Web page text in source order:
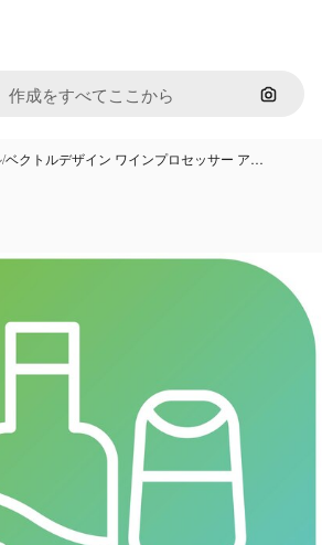
画像で
/ベクトルデザイン ワインプロセッサー ア…